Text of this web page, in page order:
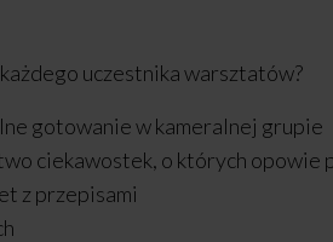
uczestnika warsztatów?
gotowanie w kameralnej grupie
ciekawostek, o których opowie
z przepisami